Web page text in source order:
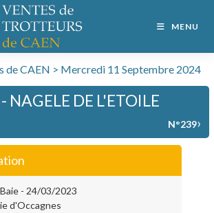
MENU
de CAEN > Mercredi 11 Septembre 2024
NAGELE DE L'ETOILE
N°239›
- 24/03/2023
d'Occagnes